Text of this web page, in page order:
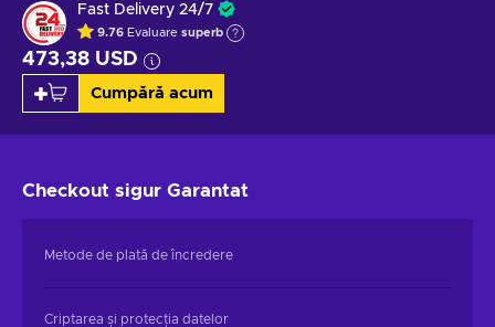
Fast Delivery 24/7
9.76 Evaluare superb
473,38 USD
Cumpără acum
Checkout sigur Garantat
Metode de plată de încredere
Criptarea și protecția datelor